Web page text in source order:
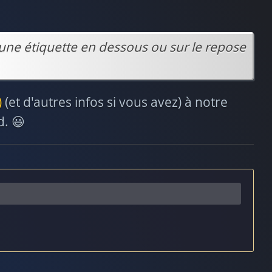
étiquette en dessous ou sur le repose
(et d'autres infos si vous avez) à notre
😃